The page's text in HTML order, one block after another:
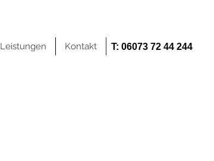
Leistungen Kontakt T: 06073 72 44 244